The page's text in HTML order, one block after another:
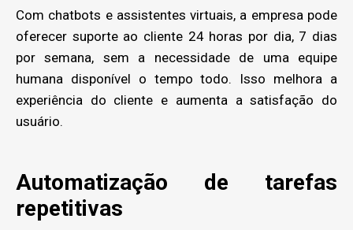
Com chatbots e assistentes virtuais, a empresa pode
oferecer suporte ao cliente 24 horas por dia, 7 dias
por semana, sem a necessidade de uma equipe
humana disponível o tempo todo. Isso melhora a
experiência do cliente e aumenta a satisfação do
usuário.
Automatização de tarefas
repetitivas